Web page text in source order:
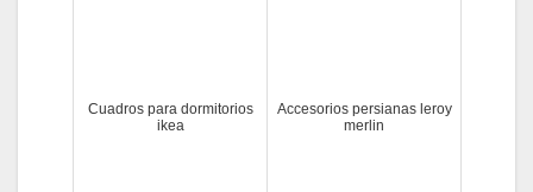
Cuadros para dormitorios
ikea
Accesorios persianas leroy
merlin